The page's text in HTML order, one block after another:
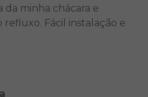
da minha chácara e
Fácil instalação e